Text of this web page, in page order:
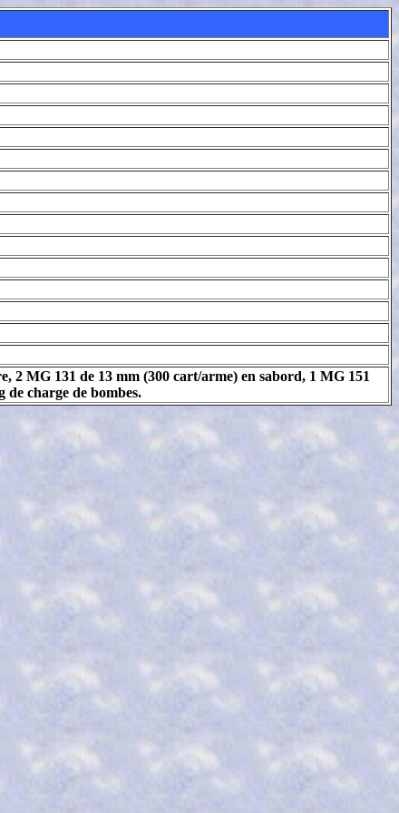
2 MG 131 de 13 mm (300 cart/arme) en sabord, 1 MG 151
charge de bombes.